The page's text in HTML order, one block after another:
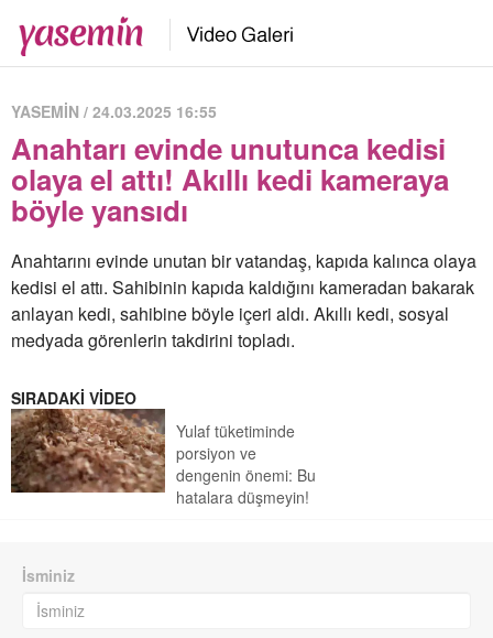
YASEMİN / 24.03.2025 16:55
Anahtarı evinde unutunca kedisi
olaya el attı! Akıllı kedi kameraya
böyle yansıdı
Anahtarını evinde unutan bir vatandaş, kapıda kalınca olaya
kedisi el attı. Sahibinin kapıda kaldığını kameradan bakarak
anlayan kedi, sahibine böyle içeri aldı. Akıllı kedi, sosyal
medyada görenlerin takdirini topladı.
SIRADAKİ VİDEO
Yulaf tüketiminde
porsiyon ve
dengenin önemi: Bu
hatalara düşmeyin!
İsminiz